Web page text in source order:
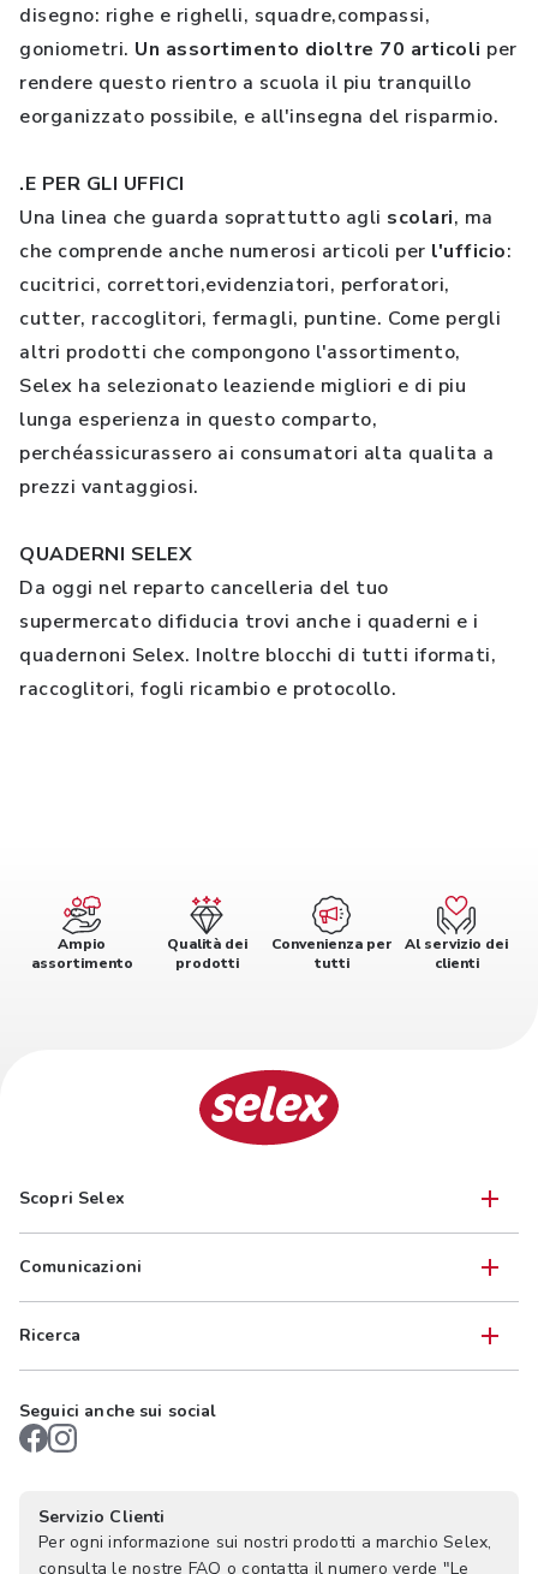
disegno: righe e righelli, squadre,compassi,
goniometri. Un assortimento dioltre 70 articoli per
rendere questo rientro a scuola il piu tranquillo
eorganizzato possibile, e all'insegna del risparmio.
.E PER GLI UFFICI
Una linea che guarda soprattutto agli scolari, ma
che comprende anche numerosi articoli per l'ufficio:
cucitrici, correttori,evidenziatori, perforatori,
cutter, raccoglitori, fermagli, puntine. Come pergli
altri prodotti che compongono l'assortimento,
Selex ha selezionato leaziende migliori e di piu
lunga esperienza in questo comparto,
perchéassicurassero ai consumatori alta qualita a
prezzi vantaggiosi.
QUADERNI SELEX
Da oggi nel reparto cancelleria del tuo
supermercato difiducia trovi anche i quaderni e i
quadernoni Selex. Inoltre blocchi di tutti iformati,
raccoglitori, fogli ricambio e protocollo.
Ampio
assortimento
Qualità dei
prodotti
Convenienza per
tutti
Al servizio dei
clienti
Scopri Selex
Comunicazioni
Ricerca
Seguici anche sui social
Servizio Clienti
Per ogni informazione sui nostri prodotti a marchio Selex,
consulta le nostre FAQ o contatta il numero verde "Le